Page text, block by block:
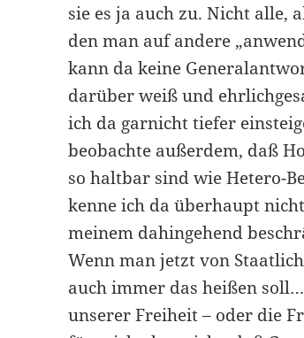
sie es ja auch zu. Nicht alle,
den man auf andere
kann da keine
darüber weiß und
ich da garnicht tiefer
beobachte außerdem, daß
so haltbar sind wie Hetero-
kenne ich da überhaupt
meinem dahingehend
Wenn man jetzt von
auch immer das heißen
unserer Freiheit – oder die